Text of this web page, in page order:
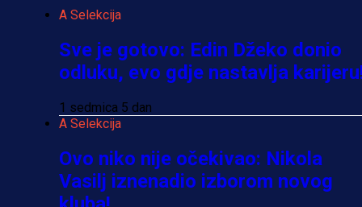
A Selekcija
Sve je gotovo: Edin Džeko donio
odluku, evo gdje nastavlja
1 sedmica 5 dan
A Selekcija
Ovo niko nije očekivao: Nikola
Vasilj iznenadio izborom novog